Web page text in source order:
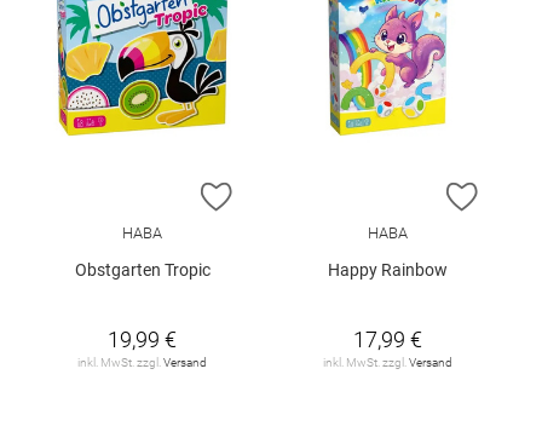
ZUR WUNSCHLISTE HINZUFÜGEN
HABA
Obstgarten Tropic
19,99 €
inkl. MwSt. zzgl. Versand
ZUR
HABA
Happy Rainbow
17,99 €
inkl. MwSt. zzgl. Versand